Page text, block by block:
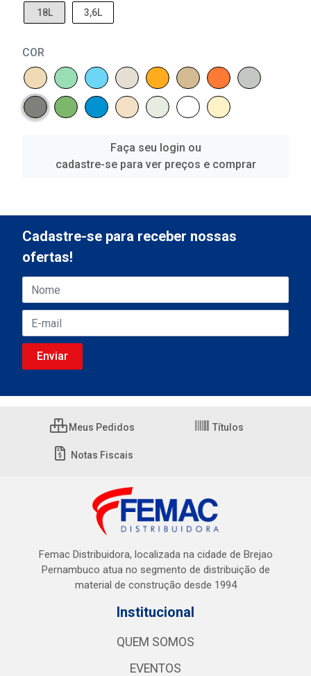
18L 3,6L
COR
Faça seu login ou
cadastre-se para ver preços e comprar
Cadastre-se para receber nossas
ofertas!
Meus Pedidos Títulos
Notas Fiscais
Femac Distribuidora, localizada na cidade de Brejao
Pernambuco atua no segmento de distribuição de
material de construção desde 1994
Institucional
QUEM SOMOS
EVENTOS